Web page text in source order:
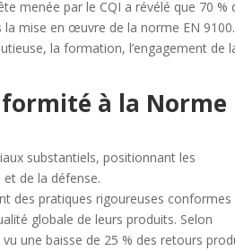
menée par le CQI a révélé que 70 %
mise en œuvre de la norme EN 9100.
la formation, l’engagement de
à la Norme
substantiels, positionnant les
de la défense.
des pratiques rigoureuses conformes
globale de leurs produits. Selon
une baisse de 25 % des retours